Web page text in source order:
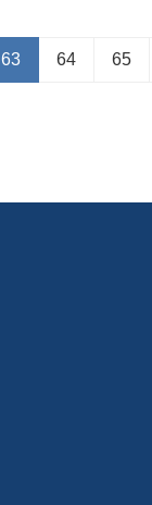
63 64 65